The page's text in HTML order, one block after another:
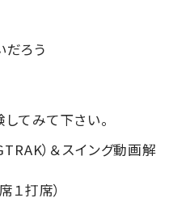
ろう
てみて下さい。
）＆スイング動画解
１打席）